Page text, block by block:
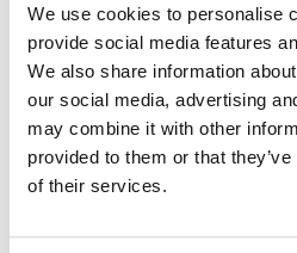
We use cookies to personalise
provide social media features
We also share information
our social media, advertising
may combine it with other
provided to them or that
of their services.
per un periodo di tempo più
Toggle features
Tutte le caratteristiche
Toggle techspec
Specifiche tecniche